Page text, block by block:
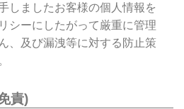
しましたお客様の個人情報を
シーにしたがって厳重に管理
、及び漏洩等に対する防止策
責)